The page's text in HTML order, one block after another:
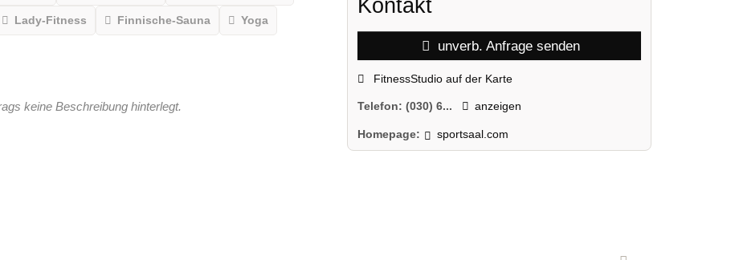
Lady-Fitness Finnische-Sauna Yoga
keine Beschreibung hinterlegt.
Kontakt
unverb. Anfrage senden
FitnessStudio auf der Karte
Telefon:(030) 6... anzeigen
Homepage: sportsaal.com